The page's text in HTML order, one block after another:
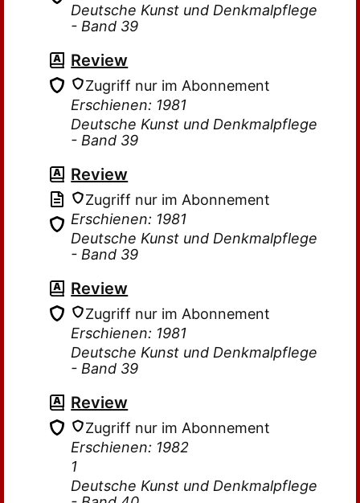
Deutsche Kunst und Denkmalpflege
- Band 39
Review
Zugriff nur im Abonnement
Erschienen: 1981
Deutsche Kunst und Denkmalpflege
- Band 39
Review
Zugriff nur im Abonnement
Erschienen: 1981
Deutsche Kunst und Denkmalpflege
- Band 39
Review
Zugriff nur im Abonnement
Erschienen: 1981
Deutsche Kunst und Denkmalpflege
- Band 39
Review
Zugriff nur im Abonnement
Erschienen: 1982
1
Deutsche Kunst und Denkmalpflege